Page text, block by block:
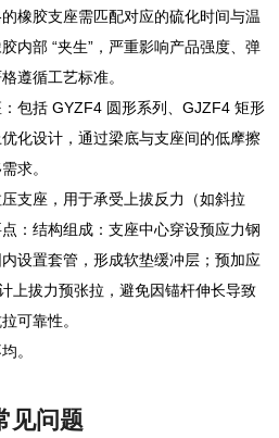
橡胶支座需匹配对应的硫化时间与温
内部 “夹生”，严重影响产品强度、弹
遵循工艺标准。
包括 GYZF4 圆形系列、GJZF4 矩形
化设计，通过梁底与支座间的低摩擦
求。
支座，用于承受上拔反力（如斜拉
：结构组成：支座中心穿设预应力钢
设置套管，形成软垫缓冲层；预加应
上拔力预张拉，避免因锚杆伸长导致
可靠性。
。
见问题